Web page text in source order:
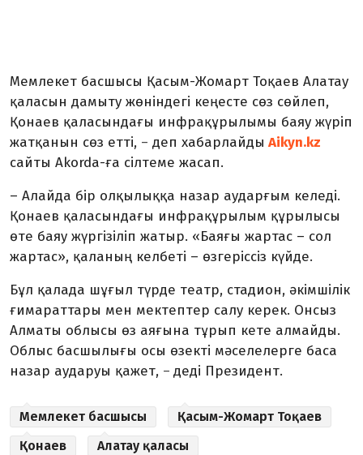
Мемлекет басшысы Қасым-Жомарт Тоқаев Алатау
қаласын дамыту жөніндегі кеңесте сөз сөйлеп,
Қонаев қаласындағы инфрақұрылымы баяу жүріп
жатқанын сөз етті, – деп хабарлайды Aikyn.kz
сайты Akorda-ға сілтеме жасап.
– Алайда бір олқылыққа назар аударғым келеді.
Қонаев қаласындағы инфрақұрылым құрылысы
өте баяу жүргізіліп жатыр. «Баяғы жартас – сол
жартас», қаланың келбеті – өзгеріссіз күйде.
Бұл қалада шұғыл түрде театр, стадион, әкімшілік
ғимараттары мен мектептер салу керек. Онсыз
Алматы облысы өз аяғына тұрып кете алмайды.
Облыс басшылығы осы өзекті мәселелерге баса
назар аударуы қажет, – деді Президент.
Мемлекет басшысы
Қасым-Жомарт Тоқаев
Қонаев
Алатау қаласы